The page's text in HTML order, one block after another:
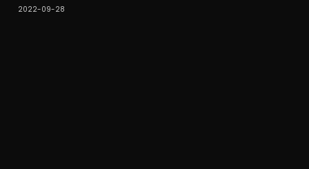
2022-09-28